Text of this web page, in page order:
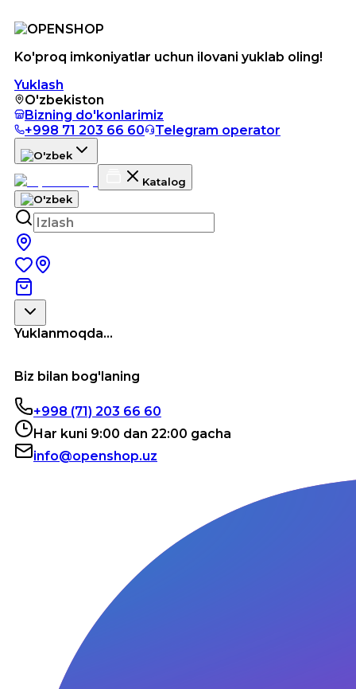
Ko'proq imkoniyatlar uchun ilovani yuklab oling!
Yuklash
O'zbekiston
Bizning do'konlarimiz
+998 71 203 66 60
Telegram operator
Katalog
Yuklanmoqda...
Biz bilan bog'laning
+998 (71) 203 66 60
Har kuni 9:00 dan 22:00 gacha
info@openshop.uz